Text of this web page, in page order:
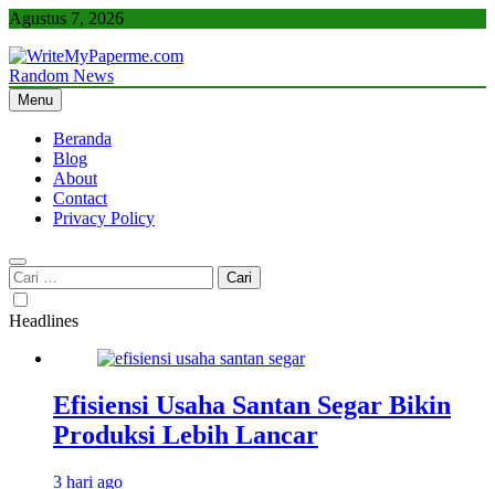
Skip
content
Agustus 7, 2026
WriteMyPaperme.com
Bisnis, Kuliner, Teknologi
Random News
Menu
Beranda
Blog
About
Contact
Privacy Policy
Cari
untuk:
Headlines
Efisiensi Usaha Santan Segar Bikin
Produksi Lebih Lancar
3 hari ago